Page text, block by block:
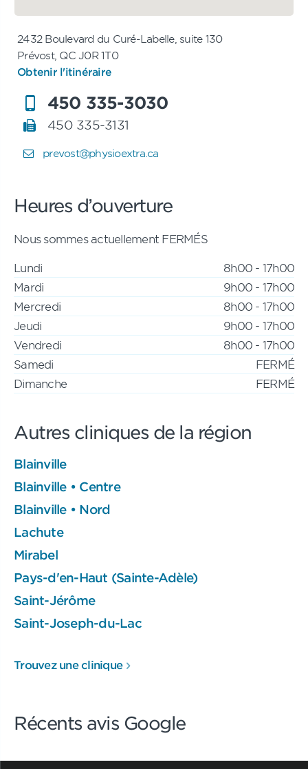
2432 Boulevard du Curé-Labelle, suite 130
Prévost, QC J0R 1T0
Obtenir l'itinéraire
450 335-3030
450 335-3131
prevost@physioextra.ca
Heures d’ouverture
Nous sommes actuellement FERMÉS
Lundi
8h00 - 17h00
Mardi
9h00 - 17h00
Mercredi
8h00 - 17h00
Jeudi
9h00 - 17h00
Vendredi
8h00 - 17h00
Samedi
FERMÉ
Dimanche
FERMÉ
Autres cliniques de la région
Blainville
Blainville • Centre
Blainville • Nord
Lachute
Mirabel
Pays-d'en-Haut (Sainte-Adèle)
Saint-Jérôme
Saint-Joseph-du-Lac
Trouvez une clinique
Récents avis Google